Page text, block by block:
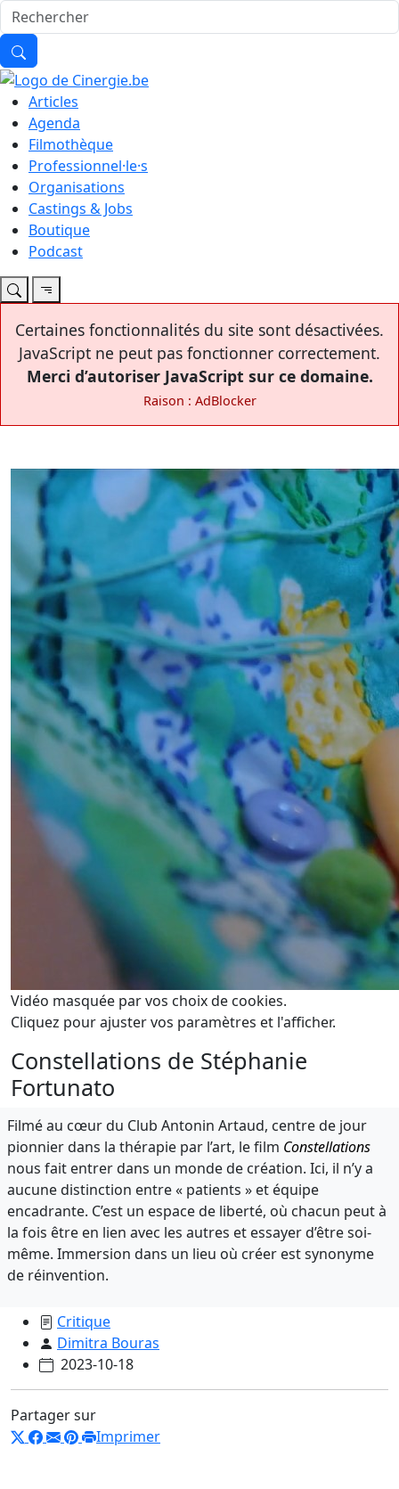
Articles
Agenda
Filmothèque
Professionnel·le·s
Organisations
Castings & Jobs
Boutique
Podcast
Certaines fonctionnalités du site sont désactivées.
JavaScript ne peut pas fonctionner correctement.
Merci d’autoriser JavaScript sur ce domaine.
Raison : AdBlocker
Vidéo masquée par vos choix de cookies.
Cliquez pour ajuster vos paramètres et l'afficher.
Constellations de Stéphanie
Fortunato
Filmé au cœur du Club Antonin Artaud, centre de jour
pionnier dans la thérapie par l’art, le film Constellations
nous fait entrer dans un monde de création. Ici, il n’y a
aucune distinction entre « patients » et équipe
encadrante. C’est un espace de liberté, où chacun peut à
la fois être en lien avec les autres et essayer d’être soi-
même. Immersion dans un lieu où créer est synonyme
de réinvention.
Critique
Dimitra Bouras
2023-10-18
Partager sur
Imprimer